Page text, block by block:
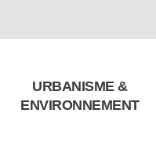
URBANISME &
ENVIRONNEMENT